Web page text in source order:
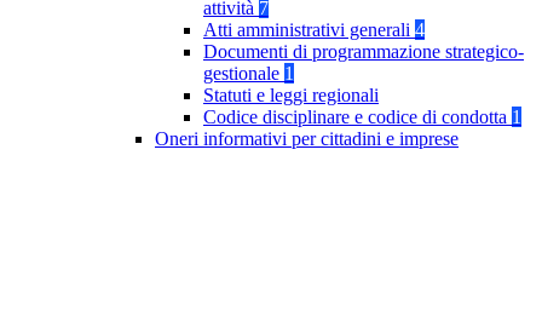
attività 7
Atti amministrativi generali 4
Documenti di programmazione strategico-
gestionale 1
Statuti e leggi regionali
Codice disciplinare e codice di condotta 1
Oneri informativi per cittadini e imprese